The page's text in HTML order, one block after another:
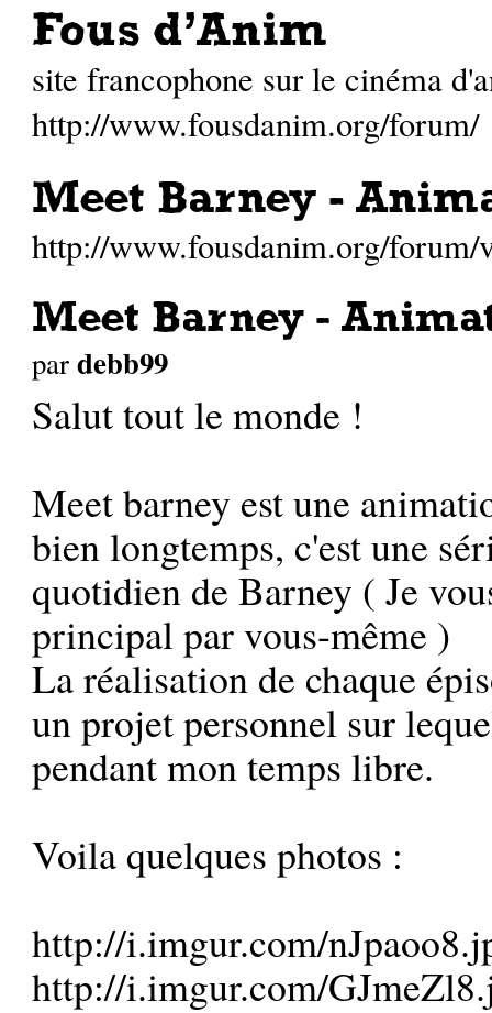
Fous d'Anim
site francophone sur le cinéma
http://www.fousdanim.org/forum/
Meet Barney -
http://www.fousdanim.org/
Meet Barney -
pardebb99
Salut tout le monde !
Meet barney est une
bien longtemps, c'est une
quotidien de Barney ( Je
principal par vous-même )
La réalisation de chaque
un projet personnel sur
pendant mon temps libre.
Voila quelques photos :
http://i.imgur.com/
http://i.imgur.com/